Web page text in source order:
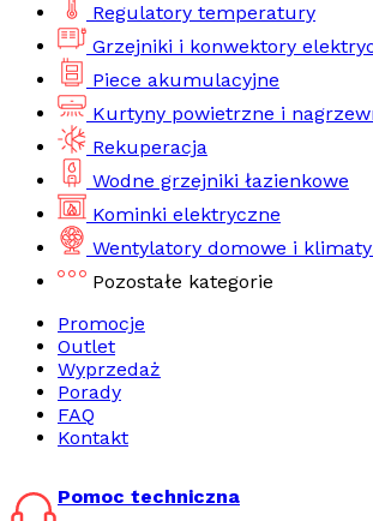
Regulatory temperatury
Grzejniki i konwektory
Piece akumulacyjne
Kurtyny powietrzne i
Rekuperacja
Wodne grzejniki łazienkowe
Kominki elektryczne
Wentylatory domowe i
Pozostałe kategorie
Promocje
Outlet
Wyprzedaż
Porady
FAQ
Kontakt
Pomoc techniczna